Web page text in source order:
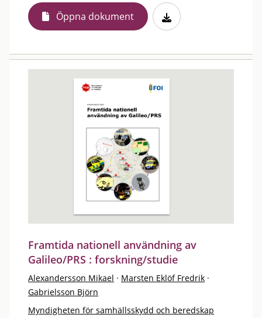
Öppna dokument
Framtida nationell användning av
Galileo/PRS : forskning/studie
Alexandersson Mikael · Marsten Eklöf Fredrik ·
Gabrielsson Björn
Myndigheten för samhällsskydd och beredskap